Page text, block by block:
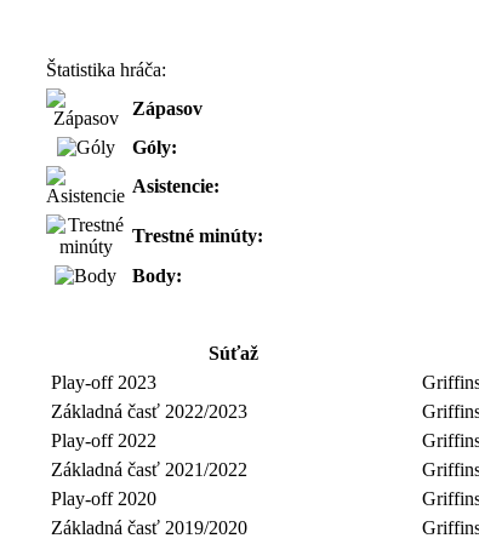
Štatistika hráča:
Zápasov
Góly:
Asistencie:
Trestné minúty:
Body:
Súťaž
Play-off 2023
Základná časť 2022/2023
Play-off 2022
Základná časť 2021/2022
Play-off 2020
Základná časť 2019/2020